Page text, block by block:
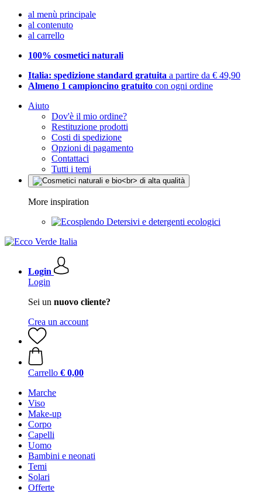
al menù principale
al contenuto
al carrello
100% cosmetici naturali
Italia: spedizione standard gratuita a partire da € 49,90
Almeno 1 campioncino gratuito con ogni ordine
Aiuto
Dov'è il mio ordine?
Restituzione prodotti
Costi di spedizione
Opzioni di pagamento
Contattaci
Tutti i temi
More inspiration
Detersivi e detergenti ecologici
Login
Login
Sei un nuovo cliente?
Crea un account
Carrello € 0,00
Marche
Viso
Make-up
Corpo
Capelli
Uomo
Bambini e neonati
Temi
Solari
Offerte